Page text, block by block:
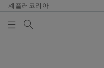
셰플러코리아